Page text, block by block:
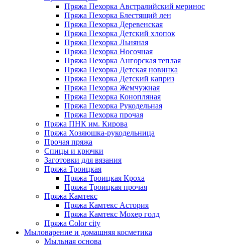
Пряжа Пехорка Австралийский меринос
Пряжа Пехорка Блестящий лен
Пряжа Пехорка Деревенская
Пряжа Пехорка Детский хлопок
Пряжа Пехорка Льняная
Пряжа Пехорка Носочная
Пряжа Пехорка Ангорская теплая
Пряжа Пехорка Детская новинка
Пряжа Пехорка Детский каприз
Пряжа Пехорка Жемчужная
Пряжа Пехорка Конопляная
Пряжа Пехорка Рукодельная
Пряжа Пехорка прочая
Пряжа ПНК им. Кирова
Пряжа Хозяюшка-рукодельница
Прочая пряжа
Спицы и крючки
Заготовки для вязания
Пряжа Троицкая
Пряжа Троицкая Кроха
Пряжа Троицкая прочая
Пряжа Камтекс
Пряжа Камтекс Астория
Пряжа Камтекс Мохер голд
Пряжа Color city
Мыловарение и домашняя косметика
Мыльная основа